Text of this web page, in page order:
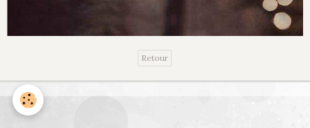
Retour